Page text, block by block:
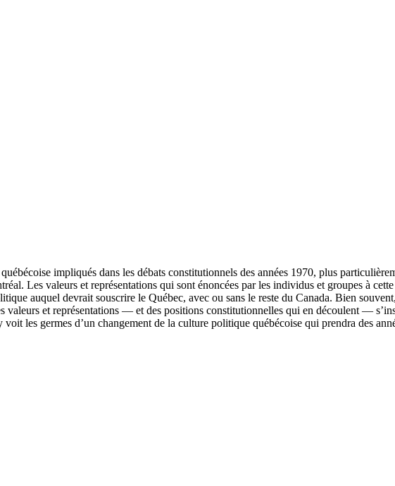
impliqués dans les débats constitutionnels des années 1970, plus
Les valeurs et représentations qui sont énoncées par les individus et groupes à
auquel devrait souscrire le Québec, avec ou sans le reste du Canada. Bien
valeurs et représentations — et des positions constitutionnelles qui en découlent —
les germes d’un changement de la culture politique québécoise qui prendra des